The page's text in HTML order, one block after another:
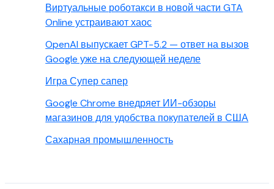
Виртуальные роботакси в новой части GTA
Online устраивают хаос
OpenAI выпускает GPT-5.2 — ответ на вызов
Google уже на следующей неделе
Игра Супер сапер
Google Chrome внедряет ИИ-обзоры
магазинов для удобства покупателей в США
Сахарная промышленность